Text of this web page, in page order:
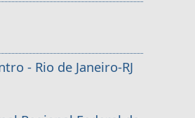
- Rio de Janeiro-RJ